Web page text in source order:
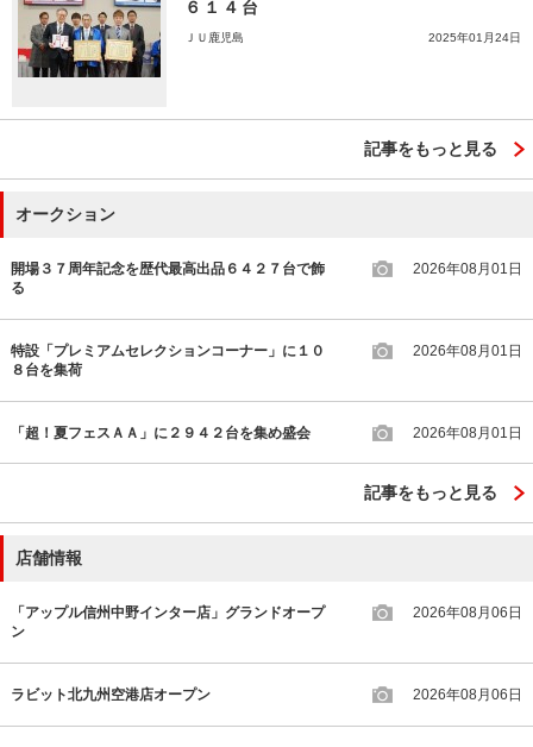
６１４台
ＪＵ鹿児島 2025年01月24日
記事をもっと見る
オークション
開場３７周年記念を歴代最高出品６４２７台で飾
る
2026年08月01日
特設「プレミアムセレクションコーナー」に１０
８台を集荷
2026年08月01日
「超！夏フェスＡＡ」に２９４２台を集め盛会 2026年08月01日
記事をもっと見る
店舗情報
「アップル信州中野インター店」グランドオープ
ン
2026年08月06日
ラビット北九州空港店オープン 2026年08月06日